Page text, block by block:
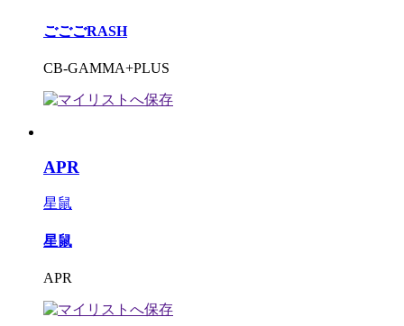
ごごごRASH
CB-GAMMA+PLUS
APR
星鼠
星鼠
APR